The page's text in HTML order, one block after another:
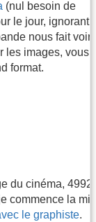
(nul besoin de
le jour, ignorant
nous fait voir
les images, vous
format.
du cinéma, 4992)
commence la
le graphiste.